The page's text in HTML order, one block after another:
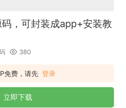
，可封装成app+安装教
380
免费，请先 登录
立即下载